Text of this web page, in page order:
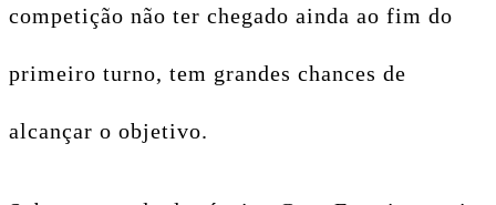
competição não ter chegado ainda ao fim do
primeiro turno, tem grandes chances de
alcançar o objetivo.